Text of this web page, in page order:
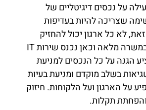
על נכסים דיגיטליים של
שצריכה להיות בעדיפות
לא כל ארגון יכול להחזיק
אנשי אבטחה במשרה מלאה וכאן נכנס שירות IT
הגנה על כל הנכסים למניעת
בשלב מוקדם ומניעת בעיות
על הארגון ועל הלקוחות. חיזוק
תקלות.